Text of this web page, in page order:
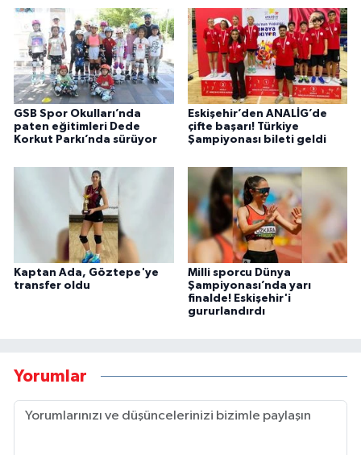
GSB Spor Okulları’nda
paten eğitimleri Dede
Korkut Parkı’nda sürüyor
Eskişehir’den ANALİG’de
çifte başarı! Türkiye
Şampiyonası bileti geldi
Kaptan Ada, Göztepe'ye
transfer oldu
Milli sporcu Dünya
Şampiyonası’nda yarı
finalde! Eskişehir'i
gururlandırdı
Yorumlar